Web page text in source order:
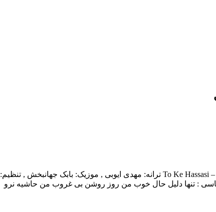
بابک جهانبخش و رضا صادقی بنام تو که حساسی با بالاترین کیفیت & – To Ke Hassasi ترانه: مهدی ایوبی , موزیک: بابک جهانبخش , تنظیم:
: تنها دلیل حال خوب من روز روشن بی غروب من حاشیه نرو